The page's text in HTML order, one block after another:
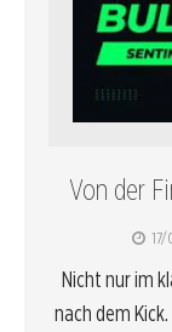
Von der
Nicht nur im
nach dem